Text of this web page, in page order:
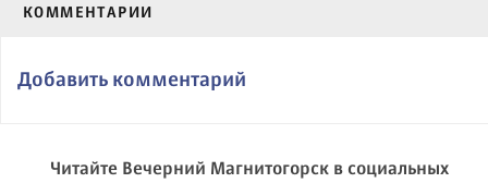
КОММЕНТАРИИ
Добавить комментарий
Читайте Вечерний Магнитогорск в социальных